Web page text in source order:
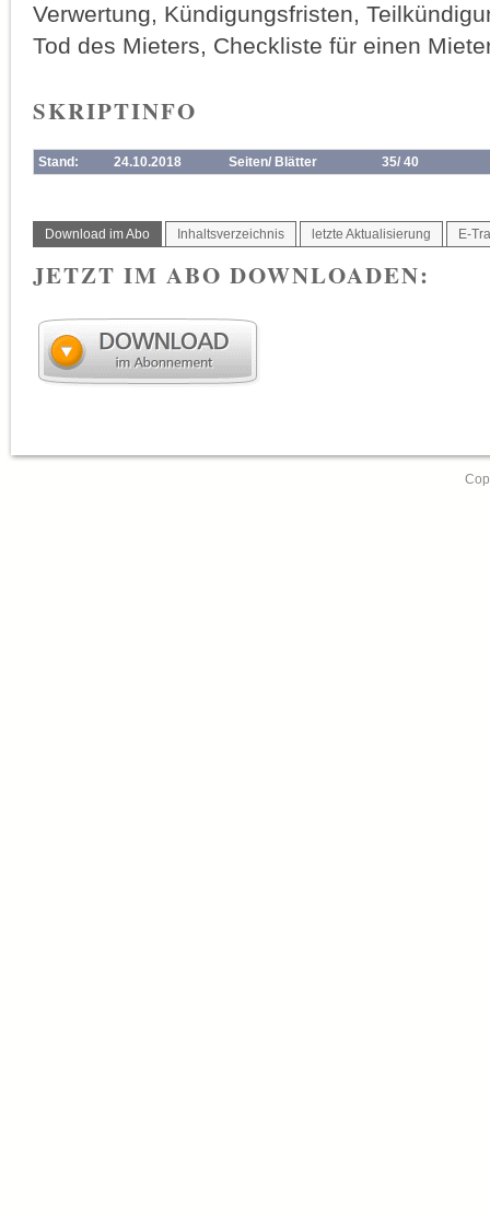
Verwertung, Kündigungsfristen,
Tod des Mieters, Checkliste für einen
SKRIPTINFO
Stand: 24.10.2018 Seiten/ Blätter 35/ 40
Download im Abo Inhaltsverzeichnis letzte Aktualisierung E-
JETZT IM ABO DOWNLOADEN: